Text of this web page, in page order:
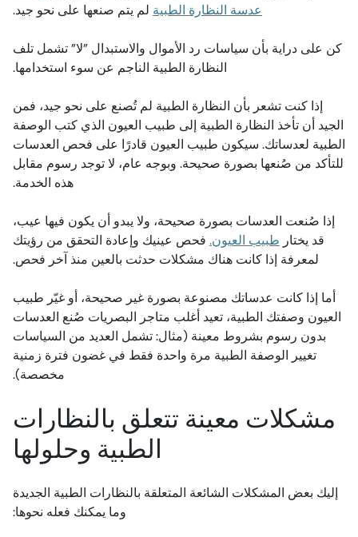
عدسة النظارة الطبية لم يتم صنعها على نحو جيد.
كن على دراية بأن سياسات رد الأموال والاستبدال ”لا” تشمل تلف
النظارة الطبية الناجم عن سوء استخدامها.
إذا كنت تشعر بأن النظارة الطبية لم تُصنع على نحو جيد، فمن
الجيد أن تأخذ النظارة الطبية إلى طبيب العيون الذي كتب الوصفة
الطبية لعدساتك. سيكون طبيب العيون قادرًا على فحص العدسات
للتأكد من صُنعها بصورة صحيحة. وبوجه عام، لا توجد رسوم مقابل
هذه الخدمة.
إذا صُنعت العدسات بصورة صحيحة، ولا يبدو أن يكون فيها عيب،
قد يختار طبيب العيون. فحص عينيك وإعادة التحقق من رؤيتك
لمعرفة إذا كانت هناك مشكلات حدثت بالعين منذ آخر فحص.
أما إذا كانت عدساتك مصنوعة بصورة غير صحيحة، أو غيّر طبيب
العيون وصفتك الطبية، تعيد أغلب متاجر البصريات صُنع العدسات
بدون رسوم بشروط معينة (مثال: تشمل العديد من السياسات
تغيير الوصفة الطبية مرة واحدة فقط في غضون فترة زمنية
مخصصة).
مشكلات معينة تتعلق بالنظارات
الطبية وحلولها
إليك بعض المشكلات الشائعة المتعلقة بالنظارات الطبية الجديدة
وما يمكنك فعله نحوها: